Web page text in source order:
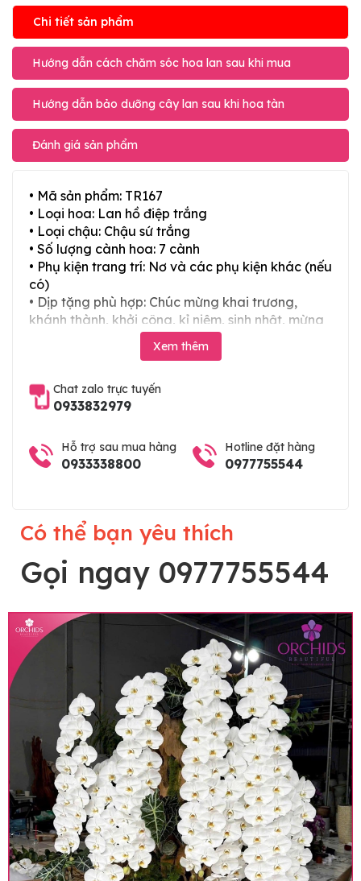
Chi tiết sản phẩm
Hướng dẫn cách chăm sóc hoa lan sau khi mua
Hướng dẫn bảo dưỡng cây lan sau khi hoa tàn
Đánh giá sản phẩm
• Mã sản phẩm: TR167
• Loại hoa: Lan hồ điệp trắng
• Loại chậu: Chậu sứ trắng
• Số lượng cành hoa: 7 cành
• Phụ kiện trang trí: Nơ và các phụ kiện khác (nếu
có)
• Dịp tặng phù hợp: Chúc mừng khai trương,
khánh thành, khởi công, kỉ niệm, sinh nhật, mừng
thọ, mừng cưới, tân gia và các ngày lễ tết trong
Lưu ý trước khi đặt hàng
• Về cây hoa: Một chậu hoa lan hồ điệp đẹp và
hoàn chỉnh sẽ được phối ghép từ nhiều cây hoa
và tạo dáng hoàn toàn thủ công nên có thể sẽ
khác nhau đôi chút giữa sản phẩm thực tế và
Xem thêm
Chat zalo trực tuyến
0933832979
Hỗ trợ sau mua hàng
0933338800
Hotline đặt hàng
0977755544
Có thể bạn yêu thích
Gọi ngay 0977755544